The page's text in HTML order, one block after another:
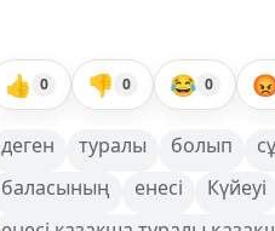
👍 0 👎 0 😂 0
деген туралы болып
баласының
енесі Күйеуі